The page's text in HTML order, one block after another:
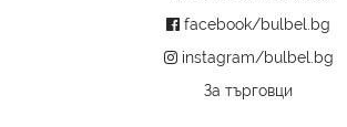
facebook/bulbel.bg
instagram/bulbel.bg
За търговци